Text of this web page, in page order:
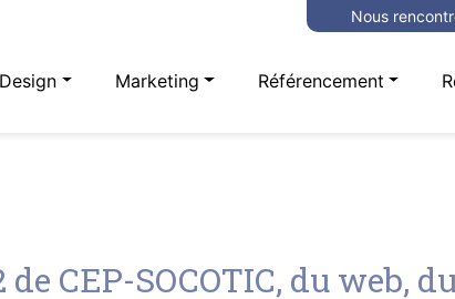
Nous
Design Marketing Référencement
CEP-SOCOTIC, du web,